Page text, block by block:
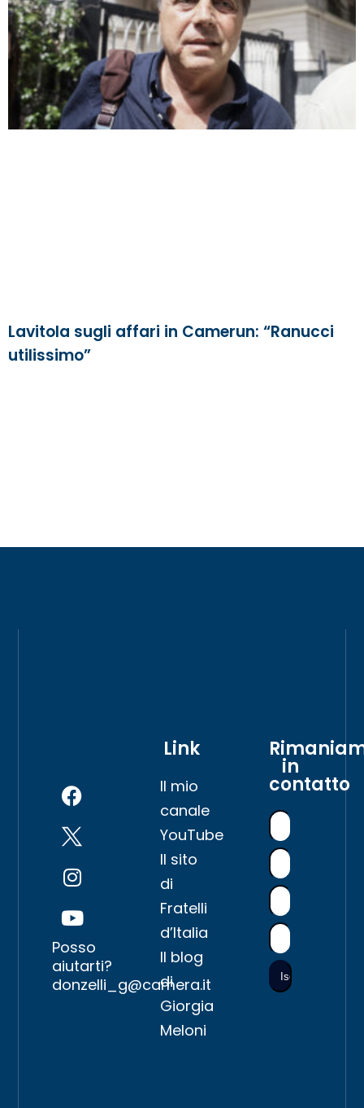
Lavitola sugli affari in Camerun: “Ranucci
utilissimo”
Posso
aiutarti?
donzelli_g@camera.it
Link
Il mio
canale
YouTube
Il sito
di
Fratelli
d’Italia
Il blog
di
Giorgia
Meloni
in
contatto